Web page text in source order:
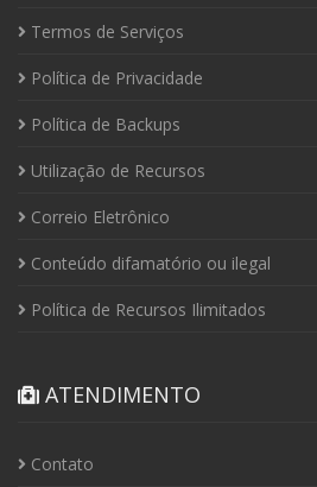
Termos de Serviços
Política de Privacidade
Política de Backups
Utilização de Recursos
Correio Eletrônico
Conteúdo difamatório ou ilegal
Política de Recursos Ilimitados
ATENDIMENTO
Contato